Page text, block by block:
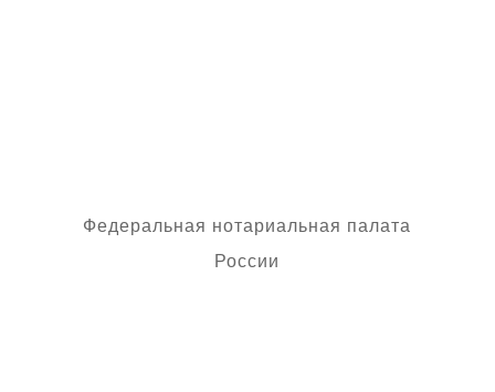
Федеральная нотариальная палата
России